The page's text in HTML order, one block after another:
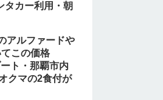
カー利用・朝
アルファードや
この価格
ト・那覇市内
クマの2食付が